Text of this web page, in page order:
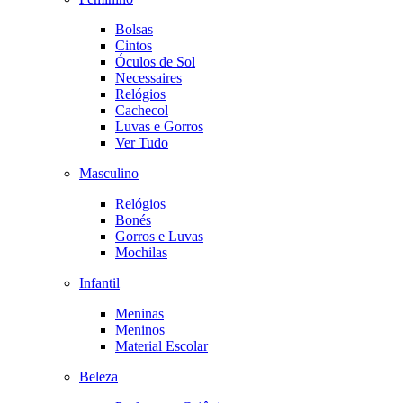
Bolsas
Cintos
Óculos de Sol
Necessaires
Relógios
Cachecol
Luvas e Gorros
Ver Tudo
Masculino
Relógios
Bonés
Gorros e Luvas
Mochilas
Infantil
Meninas
Meninos
Material Escolar
Beleza